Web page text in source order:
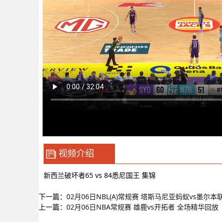
视频介绍
新西兰破坏者65 vs 84悉尼国王 集锦
下一篇： 02月06日NBL(A)常规赛 塔斯马尼亚蚂蚁vs墨尔本
上一篇： 02月06日NBA常规赛 雄鹿vs开拓者 全场精华回放